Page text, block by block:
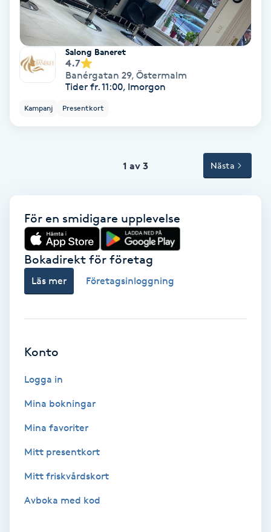
Vaccination
Vampyrbehandling
Vaxning
Vinyasa Yoga
Volymfransar
Yin Yoga
Yoga Nidra
Yogamassage
Salong Baneret
4.7
Banérgatan 29, Östermalm
Tider fr. 11:00, Imorgon
Kampanj Presentkort
1 av 3 Nästa
För en smidigare upplevelse
Bokadirekt för företag
Läs mer Företagsinloggning
Konto
Logga in
Mina bokningar
Mina favoriter
Mitt presentkort
Mitt friskvårdskort
Avboka med kod